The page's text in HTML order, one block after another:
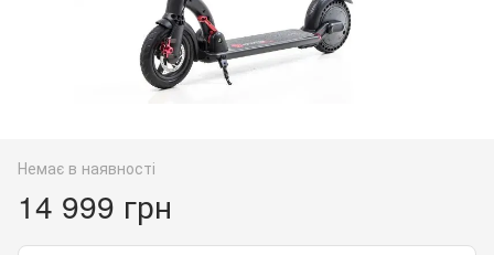
Немає в наявності
14 999 грн